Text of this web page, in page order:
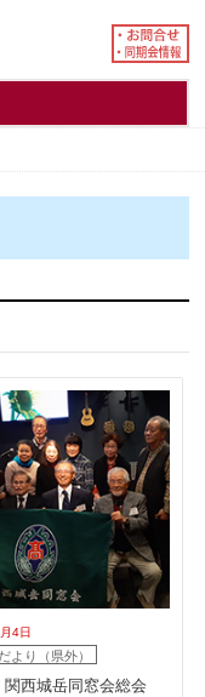
4日
より（県外）
関西城岳同窓会総会